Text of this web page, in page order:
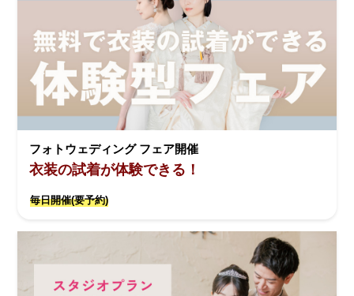
フォトウェディング フェア開催
衣装の試着が体験できる！
毎日開催(要予約)